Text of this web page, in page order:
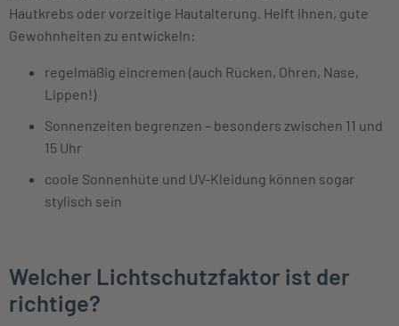
Hautkrebs oder vorzeitige Hautalterung. Helft ihnen, gute
Gewohnheiten zu entwickeln:
regelmäßig eincremen (auch Rücken, Ohren, Nase,
Lippen!)
Sonnenzeiten begrenzen – besonders zwischen 11 und
15 Uhr
coole Sonnenhüte und UV-Kleidung können sogar
stylisch sein
Welcher Lichtschutzfaktor ist der
richtige?